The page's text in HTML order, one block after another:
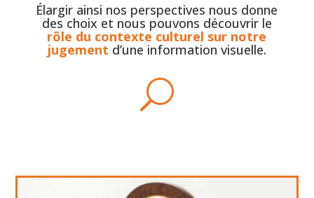
U
Élargir ainsi nos perspectives nous donne
des choix et nous pouvons découvrir le
rôle du contexte culturel sur notre
jugement d’une information visuelle.